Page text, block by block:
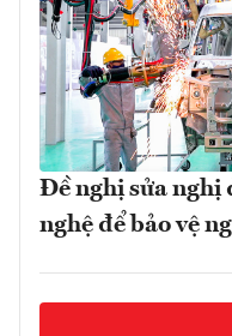
Đề nghị sửa nghị
nghệ để bảo vệ